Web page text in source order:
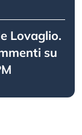
Lovaglio.
su